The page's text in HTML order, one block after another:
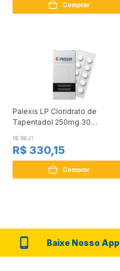
Comprar
Palexis LP Cloridrato de
Tapentadol 250mg 30
R$ 388,41
R$ 330,15
Comprar
Baixe Nosso App